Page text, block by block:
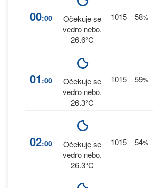
00:00
Očekuje se
vedro nebo.
26.6°C
1015 58%
01 :00
Očekuje se
vedro nebo.
26.3°C
1015 59%
02:00
Očekuje se
vedro nebo.
26.3°C
1015 54%